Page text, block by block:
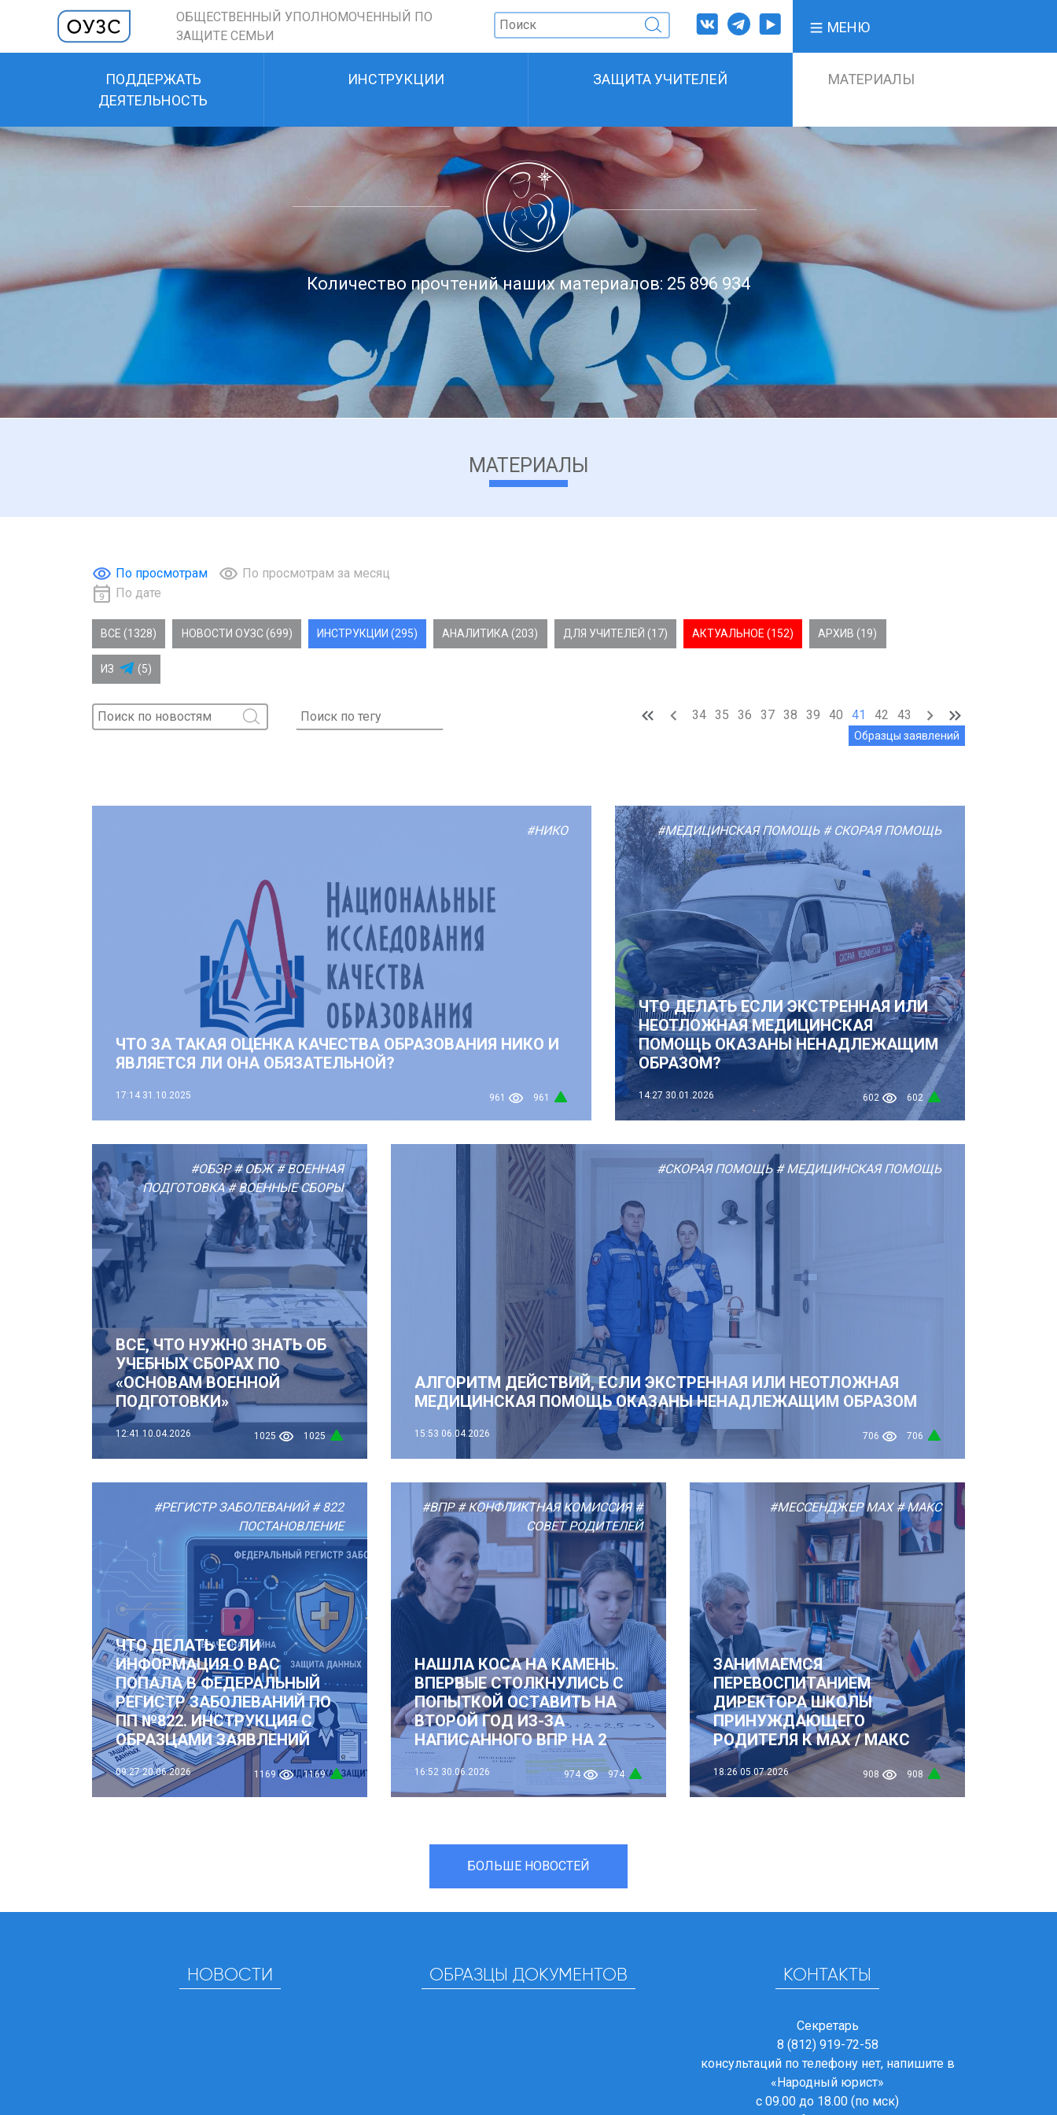
ОБЩЕСТВЕННЫЙ УПОЛНОМОЧЕННЫЙ ПО
ЗАЩИТЕ СЕМЬИ
МЕНЮ
ПОДДЕРЖАТЬ
ДЕЯТЕЛЬНОСТЬ
ИНСТРУКЦИИ ЗАЩИТА УЧИТЕЛЕЙ МАТЕРИАЛЫ
Количество прочтений наших материалов: 25 896 934
МАТЕРИАЛЫ
По просмотрам
По просмотрам за месяц
По дате
ВСЕ (1328) НОВОСТИ ОУЗС (699) ИНСТРУКЦИИ (295) АНАЛИТИКА (203) ДЛЯ УЧИТЕЛЕЙ (17) АКТУАЛЬНОЕ (152) АРХИВ (19)
ИЗ (5)
34 35 36 37 38 39 40 41 42 43
Образцы заявлений
#НИКО
ЧТО ЗА ТАКАЯ ОЦЕНКА КАЧЕСТВА ОБРАЗОВАНИЯ НИКО И
ЯВЛЯЕТСЯ ЛИ ОНА ОБЯЗАТЕЛЬНОЙ?
17:14 31.10.2025 961 961
#МЕДИЦИНСКАЯ ПОМОЩЬ # СКОРАЯ ПОМОЩЬ
ЧТО ДЕЛАТЬ ЕСЛИ ЭКСТРЕННАЯ ИЛИ
НЕОТЛОЖНАЯ МЕДИЦИНСКАЯ
ПОМОЩЬ ОКАЗАНЫ НЕНАДЛЕЖАЩИМ
ОБРАЗОМ?
14:27 30.01.2026 602 602
#ОБЗР # ОБЖ # ВОЕННАЯ
ПОДГОТОВКА # ВОЕННЫЕ СБОРЫ
ВСЕ, ЧТО НУЖНО ЗНАТЬ ОБ
УЧЕБНЫХ СБОРАХ ПО
«ОСНОВАМ ВОЕННОЙ
ПОДГОТОВКИ»
12:41 10.04.2026 1025 1025
#СКОРАЯ ПОМОЩЬ # МЕДИЦИНСКАЯ ПОМОЩЬ
АЛГОРИТМ ДЕЙСТВИЙ, ЕСЛИ ЭКСТРЕННАЯ ИЛИ НЕОТЛОЖНАЯ
МЕДИЦИНСКАЯ ПОМОЩЬ ОКАЗАНЫ НЕНАДЛЕЖАЩИМ ОБРАЗОМ
15:53 06.04.2026 706 706
#РЕГИСТР ЗАБОЛЕВАНИЙ # 822
ПОСТАНОВЛЕНИЕ
ЧТО ДЕЛАТЬ ЕСЛИ
ИНФОРМАЦИЯ О ВАС
ПОПАЛА В ФЕДЕРАЛЬНЫЙ
РЕГИСТР ЗАБОЛЕВАНИЙ ПО
ПП №822. ИНСТРУКЦИЯ С
ОБРАЗЦАМИ ЗАЯВЛЕНИЙ
09:27 20.06.2026 1169 1169
#ВПР # КОНФЛИКТНАЯ КОМИССИЯ #
СОВЕТ РОДИТЕЛЕЙ
НАШЛА КОСА НА КАМЕНЬ.
ВПЕРВЫЕ СТОЛКНУЛИСЬ С
ПОПЫТКОЙ ОСТАВИТЬ НА
ВТОРОЙ ГОД ИЗ-ЗА
НАПИСАННОГО ВПР НА 2
16:52 30.06.2026 974 974
#МЕССЕНДЖЕР MAX # МАКС
ЗАНИМАЕМСЯ
ПЕРЕВОСПИТАНИЕМ
ДИРЕКТОРА ШКОЛЫ
ПРИНУЖДАЮЩЕГО
РОДИТЕЛЯ К MAX / МАКС
18:26 05.07.2026 908 908
БОЛЬШЕ НОВОСТЕЙ
НОВОСТИ ОБРАЗЦЫ ДОКУМЕНТОВ КОНТАКТЫ
Секретарь
8 (812) 919-72-58
консультаций по телефону нет, напишите в
«Народный юрист»
с 09.00 до 18.00 (по мск)